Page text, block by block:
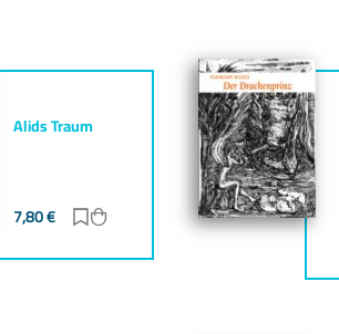
Alids Traum
7,80€ Zur Merkliste hinzufügen
Zum Warenkorb hinzufügen